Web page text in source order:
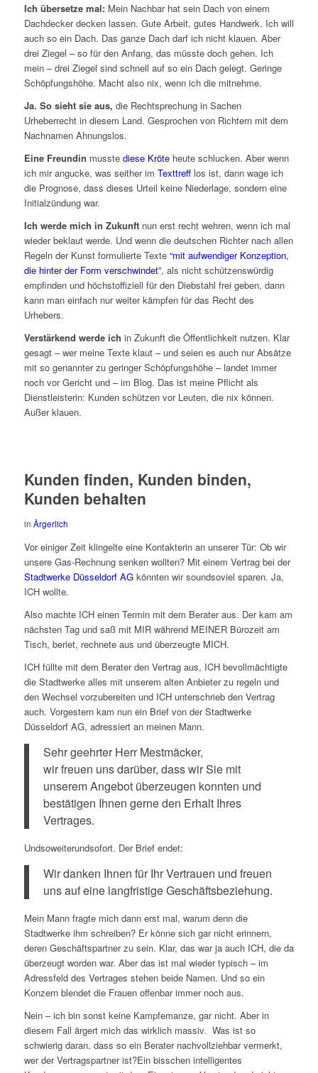
Ich übersetze mal:Mein Nachbar hat sein Dach von einem
Dachdecker decken lassen. Gute Arbeit, gutes Handwerk. Ich will
auch so ein Dach. Das ganze Dach darf ich nicht klauen. Aber
drei Ziegel – so für den Anfang, das müsste doch gehen. Ich
mein – drei Ziegel sind schnell auf so ein Dach gelegt. Geringe
Schöpfungshöhe. Macht also nix, wenn ich die mitnehme.
Ja. So sieht sie aus, die Rechtsprechung in Sachen
Urheberrecht in diesem Land. Gesprochen von Richtern mit dem
Nachnamen Ahnungslos.
Eine Freundin musste diese Kröteheute schlucken. Aber wenn
ich mir angucke, was seither im Texttrefflos ist, dann wage ich
die Prognose, dass dieses Urteil keine Niederlage, sondern eine
Initialzündung war.
Ich werde mich in Zukunftnun erst recht wehren, wenn ich mal
wieder beklaut werde. Und wenn die deutschen Richter nach allen
Regeln der Kunst formulierte Texte “mit aufwendiger Konzeption,
die hinter der Form verschwindet”, als nicht schützenswürdig
empfinden und höchstoffiziell für den Diebstahl frei geben, dann
kann man einfach nur weiter kämpfen für das Recht des
Urhebers.
Verstärkend werde ich in Zukunft die Öffentlichkeit nutzen. Klar
gesagt – wer meine Texte klaut – und seien es auch nur Absätze
mit so genannter zu geringer Schöpfungshöhe – landet immer
noch vor Gericht und – im Blog. Das ist meine Pflicht als
Dienstleisterin: Kunden schützen vor Leuten, die nix können.
Außer klauen.
Kunden finden, Kunden binden,
Kunden behalten
in Ärgerlich
Vor einiger Zeit klingelte eine Kontakterin an unserer Tür: Ob wir
unsere Gas-Rechnung senken wollten? Mit einem Vertrag bei der
Stadtwerke Düsseldorf AGkönnten wir soundsoviel sparen. Ja,
ICH wollte.
Also machte ICH einen Termin mit dem Berater aus. Der kam am
nächsten Tag und saß mit MIR während MEINER Bürozeit am
Tisch, beriet, rechnete aus und überzeugte MICH.
ICH füllte mit dem Berater den Vertrag aus, ICH bevollmächtigte
die Stadtwerke alles mit unserem alten Anbieter zu regeln und
den Wechsel vorzubereiten und ICH unterschrieb den Vertrag
auch. Vorgestern kam nun ein Brief von der Stadtwerke
Düsseldorf AG, adressiert an meinen Mann.
Sehr geehrter Herr Mestmäcker,
wir freuen uns darüber, dass wir Sie mit
unserem Angebot überzeugen konnten und
bestätigen Ihnen gerne den Erhalt Ihres
Vertrages.
Undsoweiterundsofort. Der Brief endet:
Wir danken Ihnen für Ihr Vertrauen und freuen
uns auf eine langfristige Geschäftsbeziehung.
Mein Mann fragte mich dann erst mal, warum denn die
Stadtwerke ihm schreiben? Er könne sich gar nicht erinnern,
deren Geschäftspartner zu sein. Klar, das war ja auch ICH, die da
überzeugt worden war. Aber das ist mal wieder typisch – im
Adressfeld des Vertrages stehen beide Namen. Und so ein
Konzern blendet die Frauen offenbar immer noch aus.
Nein – ich bin sonst keine Kampfemanze, gar nicht. Aber in
diesem Fall ärgert mich das wirklich massiv. Was ist so
schwierig daran, dass so ein Berater nachvollziehbar vermerkt,
wer der Vertragspartner ist?Ein bisschen intelligentes